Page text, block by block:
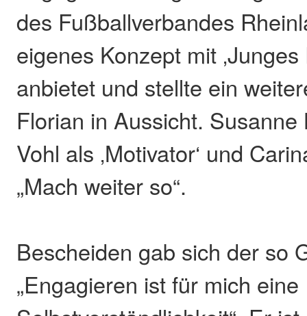
des Fußballverbandes
eigenes Konzept mit ‚Junges
anbietet und stellte ein
Florian in Aussicht.
Vohl als ‚Motivator‘ und
„Mach weiter so“.
Bescheiden gab sich der so
„Engagieren ist für mich eine